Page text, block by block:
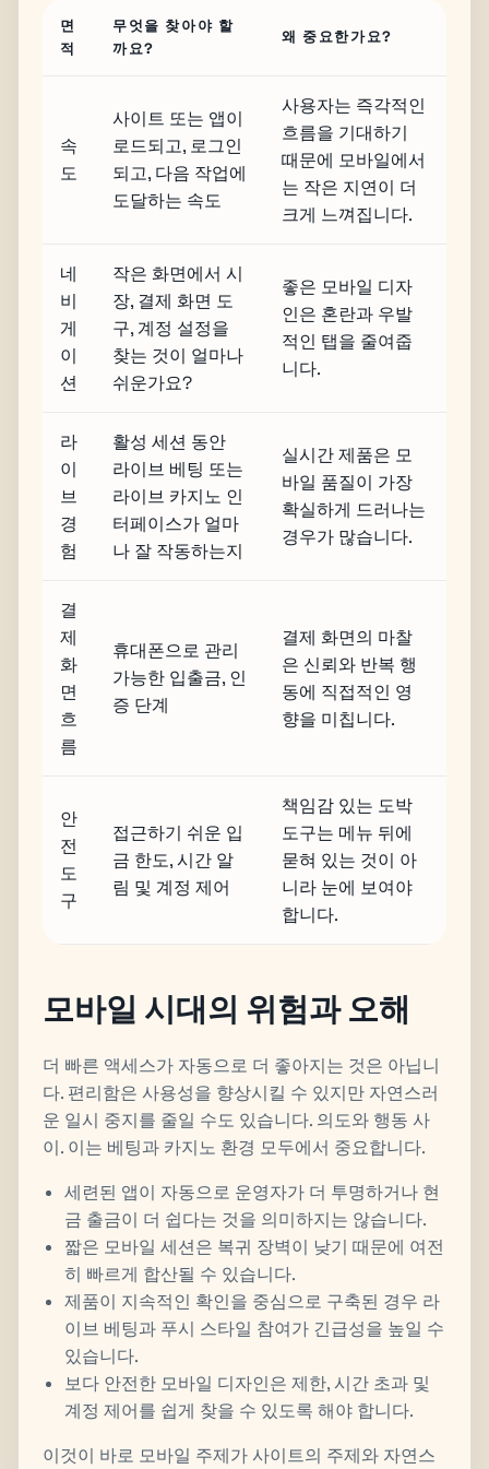
면
적
무엇을 찾아야 할
까요?
왜 중요한가요?
속
도
사이트 또는 앱이
로드되고, 로그인
되고, 다음 작업에
도달하는 속도
사용자는 즉각적인
흐름을 기대하기
때문에 모바일에서
는 작은 지연이 더
크게 느껴집니다.
네
비
게
이
션
작은 화면에서 시
장, 결제 화면 도
구, 계정 설정을
찾는 것이 얼마나
쉬운가요?
좋은 모바일 디자
인은 혼란과 우발
적인 탭을 줄여줍
니다.
라
이
브
경
험
활성 세션 동안
라이브 베팅 또는
라이브 카지노 인
터페이스가 얼마
나 잘 작동하는지
실시간 제품은 모
바일 품질이 가장
확실하게 드러나는
경우가 많습니다.
결
제
화
면
흐
름
휴대폰으로 관리
가능한 입출금, 인
증 단계
결제 화면의 마찰
은 신뢰와 반복 행
동에 직접적인 영
향을 미칩니다.
안
전
도
구
접근하기 쉬운 입
금 한도, 시간 알
림 및 계정 제어
책임감 있는 도박
도구는 메뉴 뒤에
묻혀 있는 것이 아
니라 눈에 보여야
합니다.
모바일 시대의 위험과 오해
더 빠른 액세스가 자동으로 더 좋아지는 것은 아닙니
다. 편리함은 사용성을 향상시킬 수 있지만 자연스러
운 일시 중지를 줄일 수도 있습니다. 의도와 행동 사
이. 이는 베팅과 카지노 환경 모두에서 중요합니다.
세련된 앱이 자동으로 운영자가 더 투명하거나 현
금 출금이 더 쉽다는 것을 의미하지는 않습니다.
짧은 모바일 세션은 복귀 장벽이 낮기 때문에 여전
히 빠르게 합산될 수 있습니다.
제품이 지속적인 확인을 중심으로 구축된 경우 라
이브 베팅과 푸시 스타일 참여가 긴급성을 높일 수
있습니다.
보다 안전한 모바일 디자인은 제한, 시간 초과 및
계정 제어를 쉽게 찾을 수 있도록 해야 합니다.
이것이 바로 모바일 주제가 사이트의 주제와 자연스